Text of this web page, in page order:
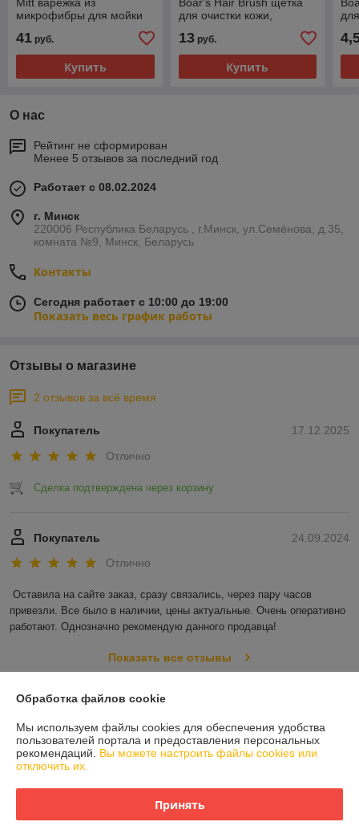
Mitt варежка из
микрофибры для мойки
авто-ля 17.5x23см, 1400г/
м2, арт.FHA050
41 руб.
Купить
Boar's Hair Brush щетка
для очистки кожи,
10.2x5.5см, арт.FHA015
13руб.
Купить
О нас
Рейтинг не сформирован
Менее 5 отзывов за последний год
Работает с 08.02.2024
г. Минск
220006 Республика Беларусь , г.Минск, ул.Семёнова, д.35,
комната №9, Минск, Беларусь
Контакты
Сегодня работает с 10:00 до 19:00
Показать весь график работы
Отзывы о магазине
2 отзывов за всё время
17.12.2025
Покупатель
Отлично
Сделка подтверждена через корзину
24.09.2024
Покупатель
Отлично
Оставила на сайте заказ, сразу связались, через пару часов
привезли. Все было в наличии, цены актуальные. Очень оперативно
работают. Однозначно рекомендую данного продавца!
Показать все отзывы
Контакты
Доставка и оплата
Обработка файлов cookie
Мы используем файлы cookies для обеспечения удобства
пользователей портала и предоставления персональных
рекомендаций. Вы можете настроить файлы cookies или
отключить их.
Принять